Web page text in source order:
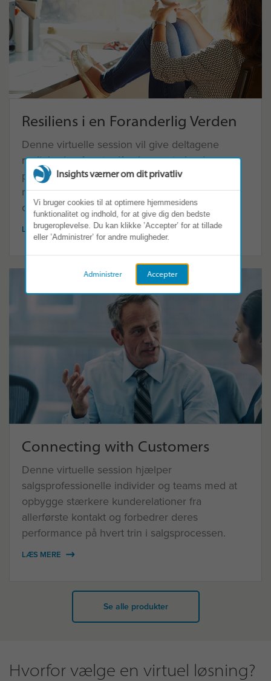
Resiliens i en Foranderlig Verden
Denne virtuelle session vil give deltagene
muligheden for at udforske og styrke deres
personlige robusthed, hvilket vil give dem
ressourcer til at styrke teamets og
organisationens samlede robusthed.
LÆS MERE
Connecting with Customers
Denne virtuelle session hjælper
salgsprofessionelle individer og teams med at
opbygge stærkere kunderelationer fra
allerførste kontakt og forbedrer deres
performance på hvert trin i salgsprocessen.
LÆS MERE
Se alle produkter
Hvorfor vælge en virtuel løsning?
Insights værner om dit privatliv
Vi bruger cookies til at optimere hjemmesidens
funktionalitet og indhold, for at give dig den bedste
brugeroplevelse. Du kan klikke ’Accepter’ for at tillade
eller ’Administrer’ for andre muligheder.
Accepter
Administrer